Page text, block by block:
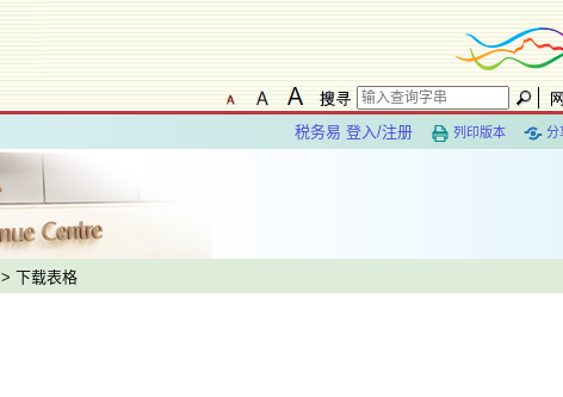
分
列印版本
税务易 登入/注册
> 下载表格